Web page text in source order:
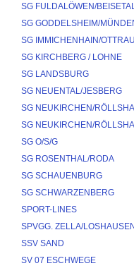
SG FULDALÖWEN/BEISETAL
SG GODDELSHEIM/
SG IMMICHENHAIN/OTTRAU
SG KIRCHBERG / LOHNE
SG LANDSBURG
SG NEUENTAL/JESBERG
SG NEUKIRCHEN/
SG NEUKIRCHEN/
SG O/S/G
SG ROSENTHAL/RODA
SG SCHAUENBURG
SG SCHWARZENBERG
SPORT-LINES
SPVGG. ZELLA/
SSV SAND
SV 07 ESCHWEGE